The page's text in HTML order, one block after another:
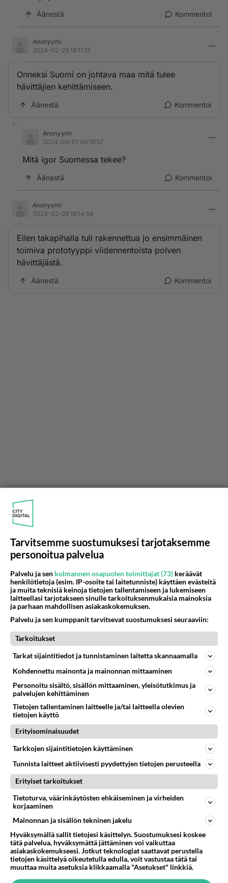
Äänestä Kommentoi
Anonyymi
2024-02-29 18:11:15
Onneksi Suomi on johtava maa mitä tulee
hävittäjien kehittämiseen.
Äänestä Kommentoi
Anonyymi
2024-03-01 09:18:57
Mitä igor Suomessa tekee?
Äänestä Kommentoi
Anonyymi
2024-02-29 18:14:59
Eilen takapihalla tuli rakennettua jo ensimmäinen
toimiva prototyyppi viidennentoista polven
hävittäjästä.
Äänestä Kommentoi
Anonyymi
2024-02-29 18:17:15
Ensimmäisen
Toisen
Neljännen
Viidennen
Kuudennen
Seitsemännen
…
Tuohan on kuin kivimusiikkiyhtye Spinal Tapin
käyttämä musiikin vahvistin, jossa maksimi oli 10:n
asemesta 11.
Äänestä Kommentoi
Anonyymi
2024-02-29 18:23:35
Ilmeisesti Venäjä panostaa enemmän
puolustukseen ja kehittää ilmatorjuntaa.
Tarvitsemme suostumuksesi tarjotaksemme
personoitua palvelua
Palvelu ja sen kolmannen osapuolen toimittajat (73) keräävät
henkilötietoja (esim. IP-osoite tai laitetunniste) käyttäen evästeitä
ja muita teknisiä keinoja tietojen tallentamiseen ja lukemiseen
laitteellasi tarjotakseen sinulle tarkoituksenmukaisia mainoksia
ja parhaan mahdollisen asiakaskokemuksen.
Palvelu ja sen kumppanit tarvitsevat suostumuksesi seuraaviin:
Tarkoitukset
Tarkat sijaintitiedot ja tunnistaminen laitetta skannaamalla
Kohdennettu mainonta ja mainonnan mittaaminen
Personoitu sisältö, sisällön mittaaminen, yleisötutkimus ja
palvelujen kehittäminen
Tietojen tallentaminen laitteelle ja/tai laitteella olevien
tietojen käyttö
Erityisominaisuudet
Tarkkojen sijaintitietojen käyttäminen
Tunnista laitteet aktiivisesti pyydettyjen tietojen perusteella
Erityiset tarkoitukset
Tietoturva, väärinkäytösten ehkäiseminen ja virheiden
korjaaminen
Mainonnan ja sisällön tekninen jakelu
Hyväksymällä sallit tietojesi käsittelyn. Suostumuksesi koskee
tätä palvelua, hyväksymättä jättäminen voi vaikuttaa
asiakaskokemukseesi. Jotkut teknologiat saattavat perustella
tietojen käsittelyä oikeutetulla edulla, voit vastustaa tätä tai
muuttaa muita asetuksia klikkaamalla "Asetukset" linkkiä.